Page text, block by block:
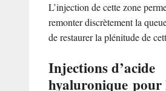
L’injection de cette zone
remonter discrètement la
de restaurer la plénitude de
Injections d’acide
hyaluronique pour